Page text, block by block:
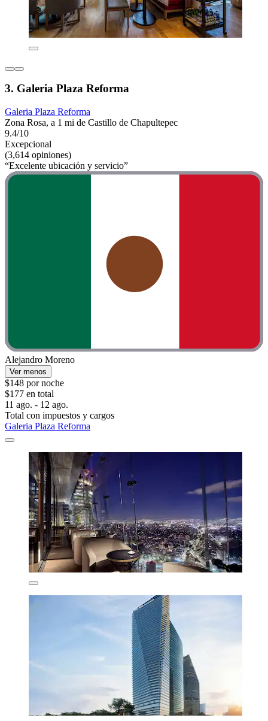
3. Galeria Plaza Reforma
Galeria Plaza Reforma
Zona Rosa, a 1 mi de Castillo de Chapultepec
9.4/10
Excepcional
(3,614 opiniones)
“Excelente ubicación y servicio”
Alejandro Moreno
Ver menos
$148 por noche
$177 en total
11 ago. - 12 ago.
Total con impuestos y cargos
Galeria Plaza Reforma